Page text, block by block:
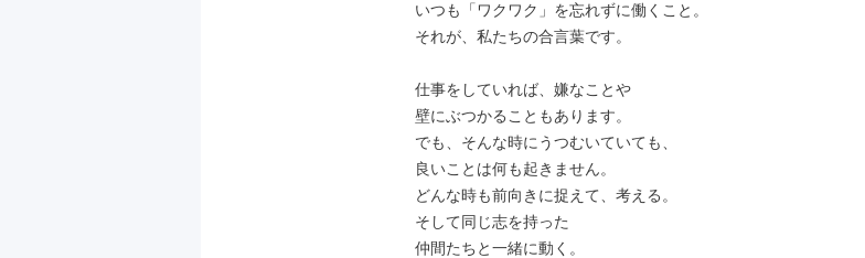
いつも「ワクワク」を忘れずに働くこと。
それが、私たちの合言葉です。
仕事をしていれば、嫌なことや
壁にぶつかることもあります。
でも、そんな時にうつむいていても、
良いことは何も起きません。
どんな時も前向きに捉えて、考える。
そして同じ志を持った
仲間たちと一緒に動く。